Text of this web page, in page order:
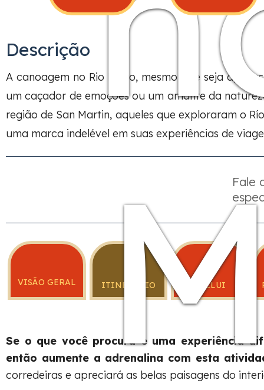
Descrição
A canoagem no Rio Mayo, mesmo que seja
um caçador de emoções ou um amante da
região de San Martin, aqueles que exploraram o
uma marca indelével em suas experiências de
Fale
VISÃO GERAL ITINERÁRIO INCLUI
Se o que você procura é uma experiência
então aumente a adrenalina com esta
corredeiras e apreciará as belas paisagens do